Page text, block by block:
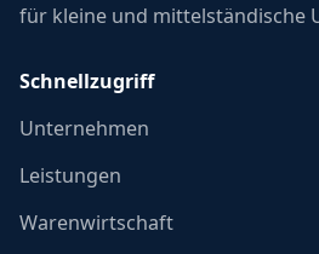
für kleine und mittelständische
Schnellzugriff
Unternehmen
Leistungen
Warenwirtschaft